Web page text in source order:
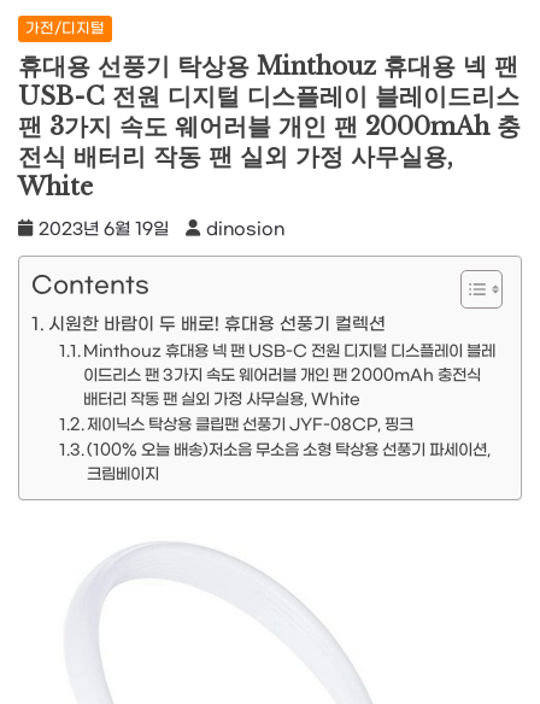
가전/디지털
휴대용 선풍기 탁상용 Minthouz 휴대용 넥 팬
USB-C 전원 디지털 디스플레이 블레이드리스
팬 3가지 속도 웨어러블 개인 팬 2000mAh 충
전식 배터리 작동 팬 실외 가정 사무실용,
White
2023년 6월 19일 dinosion
Contents
시원한 바람이 두 배로! 휴대용 선풍기 컬렉션
Minthouz 휴대용 넥 팬 USB-C 전원 디지털 디스플레이 블레
이드리스 팬 3가지 속도 웨어러블 개인 팬 2000mAh 충전식
배터리 작동 팬 실외 가정 사무실용, White
제이닉스 탁상용 클립팬 선풍기 JYF-08CP, 핑크
(100% 오늘 배송)저소음 무소음 소형 탁상용 선풍기 파세이션,
크림베이지